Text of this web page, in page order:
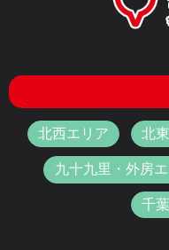
北西エリア 北
九十九里・外房
千